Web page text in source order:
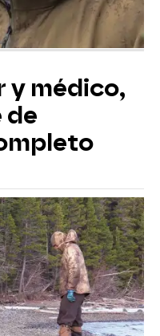
y médico,
de